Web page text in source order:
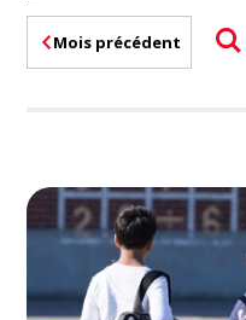
Mois précédent